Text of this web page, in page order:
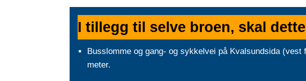
I tillegg til selve broen, skal
Busslomme og gang- og sykkelvei på Kvalsundsida (vest
meter.